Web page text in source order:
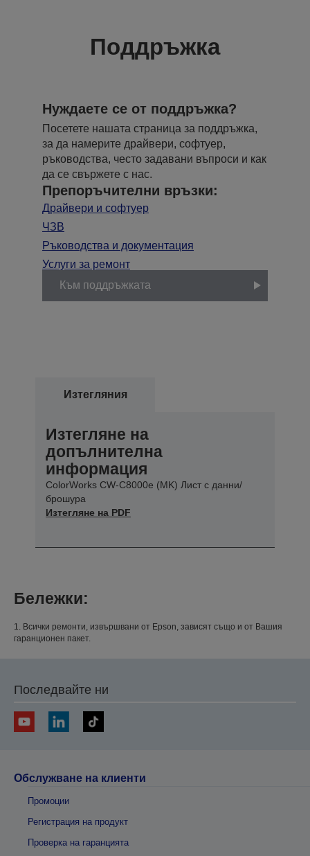
Поддръжка
Нуждаете се от поддръжка?
Посетете нашата страница за поддръжка,
за да намерите драйвери, софтуер,
ръководства, често задавани въпроси и как
да се свържете с нас.
Препоръчителни връзки:
Драйвери и софтуер
ЧЗВ
Ръководства и документация
Услуги за ремонт
Към поддръжката
Изтегляния
Изтегляне на
допълнителна
информация
ColorWorks CW-C8000e (MK) Лист с данни/
брошура
Изтегляне на PDF
Бележки:
1. Всички ремонти, извършвани от Epson, зависят също и от Вашия
гаранционен пакет.
Последвайте ни
Обслужване на клиенти
Промоции
Регистрация на продукт
Проверка на гаранцията